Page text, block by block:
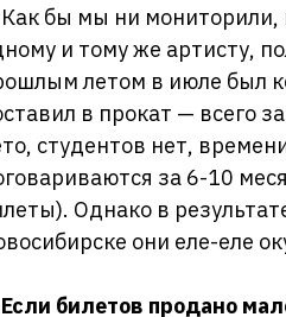
бы мы ни мониторили,
и тому же артисту,
летом в июле был
в прокат — всего
студентов нет,
за 6-10
Однако в
они еле-еле
билетов продано